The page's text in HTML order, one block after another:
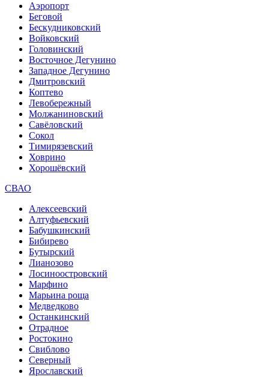
Аэропорт
Беговой
Бескудниковский
Войковский
Головинский
Восточное Дегунино
Западное Дегунино
Дмитровский
Коптево
Левобережный
Молжаниновский
Савёловский
Сокол
Тимирязевский
Ховрино
Хорошёвский
СВАО
Алексеевский
Алтуфьевский
Бабушкинский
Бибирево
Бутырский
Лианозово
Лосиноостровский
Марфино
Марьина роща
Медведково
Останкинский
Отрадное
Ростокино
Свиблово
Северный
Ярославский